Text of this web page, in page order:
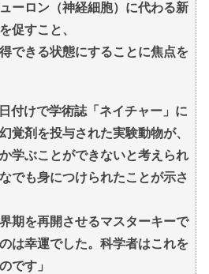
ーロン（神経細胞）に代わる新
促すこと、
できる状態にすることに焦点を
付けで学術誌「ネイチャー」に
覚剤を投与された実験動物が、
学ぶことができないと考えられ
でも身につけられたことが示さ
期を再開させるマスターキーで
は幸運でした。科学者はこれを
です」